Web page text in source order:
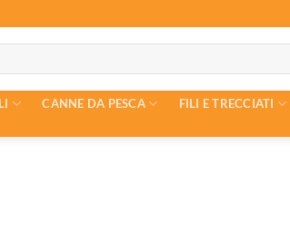
CANNE DA PESCA FILI E TRECCIATI